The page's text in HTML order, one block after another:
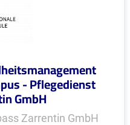
- Pflegedienst
GmbH
Zarrentin GmbH